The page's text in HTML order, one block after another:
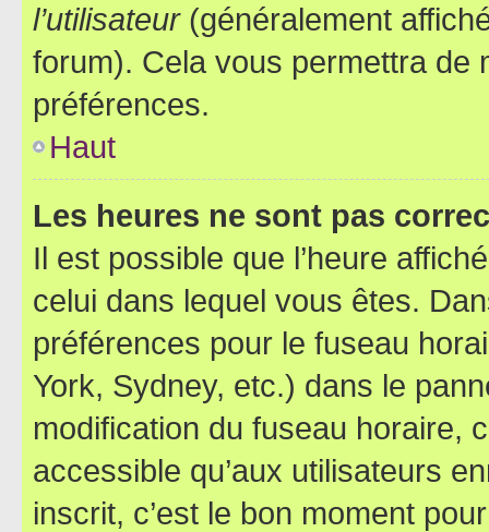
l’utilisateur(généralement
forum). Cela vous permettra de
préférences.
Haut
Les heures ne sont pas
Il est possible que l’heure
celui dans lequel vous êtes.
préférences pour le fuseau
York, Sydney, etc.) dans le
modification du fuseau horaire,
accessible qu’aux utilisateurs
inscrit, c’est le bon moment